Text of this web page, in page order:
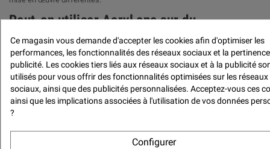
Peut-on utiliser Acryl one sur du
polystyrène ?
Oui, Acryl One A1 peut être utilisé pour le revêtement de polystyrène. C’est
une application intéressante pour les décors, volumes légers, sculptures,
maquettes et éléments de scénographie.
Peut-on utiliser Acryl one en extérieur ?
Oui, Acryl One A1 peut être utilisé en extérieur, mais une protection
adaptée est recommandée lorsque la pièce est exposée à la pluie ou à
l’humidité. L’utilisation d’un sealer ou d’une finition de protection permet
Ce magasin vous demande d'accepter les cookies afin d'optimiser les
performances, les fonctionnalités des réseaux sociaux et la
publicité. Les cookies tiers liés aux réseaux sociaux et à la publicité
utilisés pour vous offrir des fonctionnalités optimisées sur les réseaux
sociaux, ainsi que des publicités personnalisées. Acceptez-vous ces
ainsi que les implications associées à l'utilisation de vos données
?
Configurer